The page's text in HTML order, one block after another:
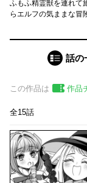
ふもふ精霊獣を連れて
らエルフの気ままな冒
話の
この作品は 作品
全15話